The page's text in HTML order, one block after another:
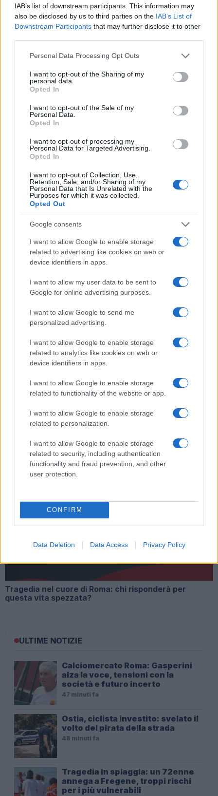
IAB’s list of downstream participants. This information may
also be disclosed by us to third parties on the IAB’s List of
Downstream Participants that may further disclose it to other
Please note that this website/app uses one or more Google
not limited to your visit or usage behaviour. You may click to
grant or deny consent to Google and its third-party tags to
use your data for below specified purposes in below Google
consent section.
Personal Data Processing Opt Outs
I want to opt-out of the Sharing of my
personal data.
Opted In
I want to opt-out of the Sale of my
Personal Data.
Opted In
I want to opt-out of processing my
Personal Data for Targeted Advertising.
Opted In
I want to opt-out of Collection, Use,
Retention, Sale, and/or Sharing of my
Personal Data that Is Unrelated with the
Purposes for which it was collected.
Opted Out
Google consents
I want to allow Google to enable storage
related to advertising like cookies on web or
device identifiers in apps.
I want to allow my user data to be sent to
Google for online advertising purposes.
I want to allow Google to send me
personalized advertising.
I want to allow Google to enable storage
related to analytics like cookies on web or
device identifiers in apps.
I want to allow Google to enable storage
related to functionality of the website or app.
I want to allow Google to enable storage
related to personalization.
I want to allow Google to enable storage
related to security, including authentication
functionality and fraud prevention, and other
user protection.
CONFIRM
Data Deletion Data Access Privacy Policy
Incidente nel cuore di Roma:
grata rotta mette a rischio la vita
ULTIME NOTIZIE Roma –
Incidente stradale sulla
Collatina, grave una donna
È proprio della collettività mettere in discussione la
un’educazione stradale più incisiva. La domanda
resta: fino a quando continueremo ad assistere
passivamente a queste tragedie, senza prendere
misure decisive per fermare questa spirale di
violenza stradale?
Precedente
ragazzi a Ostia: ma
chi ferma il clima di
paura in strada?
La Lazio illude la
Roma tratta: ecco
Greenwood si apre
fiumicino Incidente Sicurezza Stradale
Incidente nel cuore di Roma: grata rotta mette a
rischio la vita di una donna
ULTIME NOTIZIE Roma – Incidente stradale sulla
Collatina, grave una donna
Tragedia nel cuore di Roma: chi risponderà per
questa vita spezzata?
ULTIME NOTIZIE
Calciomercato Roma: Gasperini
alza la voce, tensioni con la
società e futuro incerto
47 minuti fa
Ostia, ciclista investito: svelato il
volto del pirata della strada
48 minuti fa
Tragedia in spiaggia: un 72enne
annega a Fregene, troppi rischi
per i più vulnerabili